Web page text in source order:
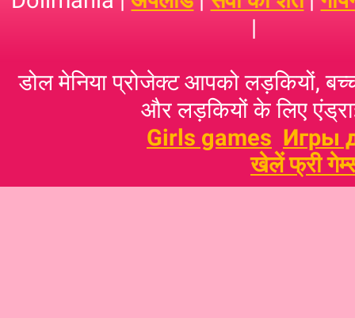
|
डोल मेनिया प्रोजेक्ट आपको लड़कियों,
और लड़कियों के लिए
Girls games Игры
खेलें फ्री